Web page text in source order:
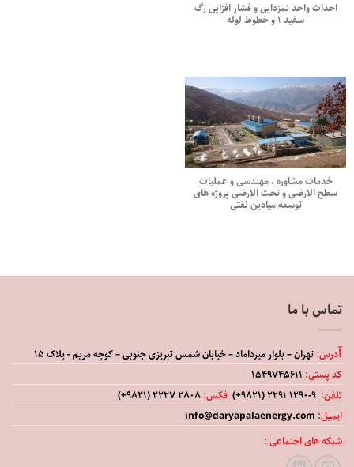
احداث واحد نمزدایی و فشار افزایی رگ
سفید ۱ و خطوط لوله
خدمات مشاوره ، مهندسی و عملیات
سطح الارضی و تحت الارضی پروژه های
توسعه میادین نفتی
تماس با ما
آدرس:تهران – بلوار میرداماد – خیابان شمس تبریزی جنوبی – کوچه مریم - پلاک ۱۵
كد پستی:
تلفن:
فکس:
ایمیل:
شبکه های اجتماعی :